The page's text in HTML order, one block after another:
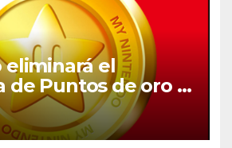
el
de Puntos de oro el